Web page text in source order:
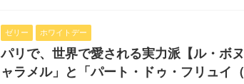
ゼリー ホワイトデー
パリで、世界で愛される実力派【ル・ボ
ャラメル」と「パート・ドゥ・フリュイ